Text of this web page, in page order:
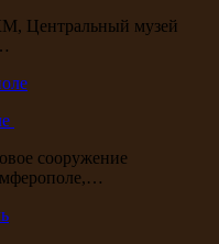
Центральный музей
сооружение